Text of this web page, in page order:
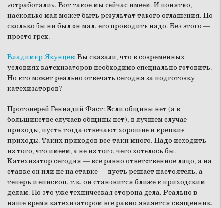
«отработали». Вот такое мы сейчас имеем. И понятно,
насколько мал может быть результат такого оглашения. Но
сколько бы ни был он мал, его проводить надо. Без этого —
просто грех.
Владимир Якунцев: Вы сказали, что в современных
условиях катехизаторов необходимо специально готовить.
Но кто может реально отвечать сегодня за подготовку
катехизаторов?
Протоиерей Геннадий Фаст: Если общины нет (а в
большинстве случаев общины нет), в лучшем случае —
приходы, пусть тогда отвечают хорошие и крепкие
приходы. Таких приходов все-таки много. Надо исходить
из того, что имеем, а не из того, чего хотелось бы.
Катехизатор сегодня — все равно ответственное лицо, а на
ставке он или не на ставке — пусть решает настоятель, а
теперь и епископ, т.к. он становится ближе к приходским
делам. Но это уже техническая сторона дела. Реально в
наше время катехизатором все равно является священник.